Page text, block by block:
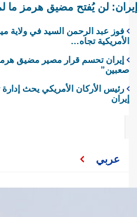
إيران: لن يُفتح مضيق هرمز ما
فوز عبد الرحمن السيد في ولاية
الأمريكية تجاه…
إيران تحسم قرار مصير مضيق
صعبين”
رئيس الأركان الأمريكي يحث
إيران
عربي